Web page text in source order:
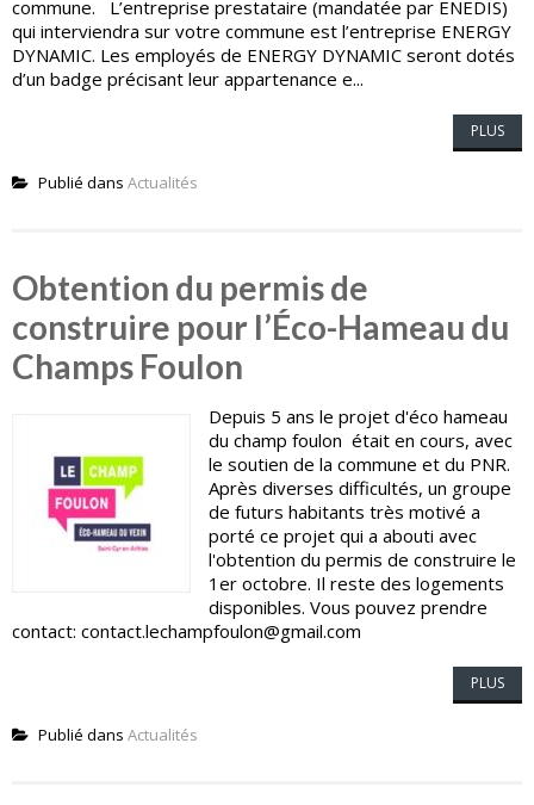
commune. L’entreprise prestataire (mandatée par ENEDIS)
qui interviendra sur votre commune est l’entreprise ENERGY
DYNAMIC. Les employés de ENERGY DYNAMIC seront dotés
d’un badge précisant leur appartenance e...
PLUS
Publié dans Actualités
Obtention du permis de
construire pour l’Éco-Hameau du
Champs Foulon
Depuis 5 ans le projet d'éco hameau
du champ foulon était en cours, avec
le soutien de la commune et du PNR.
Après diverses difficultés, un groupe
de futurs habitants très motivé a
porté ce projet qui a abouti avec
l'obtention du permis de construire le
1er octobre. Il reste des logements
disponibles. Vous pouvez prendre
contact: contact.lechampfoulon@gmail.com
PLUS
Publié dans Actualités